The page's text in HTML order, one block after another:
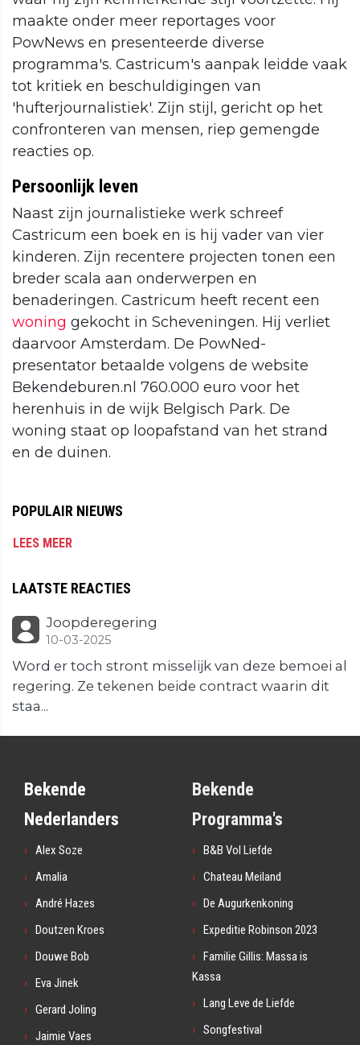
maakte onder meer reportages voor
PowNews en presenteerde diverse
programma's. Castricum's aanpak leidde vaak
tot kritiek en beschuldigingen van
'hufterjournalistiek'. Zijn stijl, gericht op het
confronteren van mensen, riep gemengde
reacties op.
Persoonlijk leven
Naast zijn journalistieke werk schreef
Castricum een boek en is hij vader van vier
kinderen. Zijn recentere projecten tonen een
breder scala aan onderwerpen en
benaderingen. Castricum heeft recent een
woning gekocht in Scheveningen. Hij verliet
daarvoor Amsterdam. De PowNed-
presentator betaalde volgens de website
Bekendeburen.nl 760.000 euro voor het
herenhuis in de wijk Belgisch Park. De
woning staat op loopafstand van het strand
en de duinen.
POPULAIR NIEUWS
LEES MEER
LAATSTE REACTIES
Joopderegering
10-03-2025
Word er toch stront misselijk van deze bemoei al
regering. Ze tekenen beide contract waarin dit
staa...
Bekende
Nederlanders
Alex Soze
Amalia
André Hazes
Doutzen Kroes
Douwe Bob
Eva Jinek
Gerard Joling
Jaimie Vaes
Bekende
Programma's
B&B Vol Liefde
Chateau Meiland
De Augurkenkoning
Expeditie Robinson 2023
Familie Gillis: Massa is
Kassa
Lang Leve de Liefde
Songfestival